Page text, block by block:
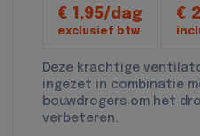
€ 1,95/dag
exclusief btw
€
Deze krachtige
ingezet in combinatie
bouwdrogers om het
verbeteren.